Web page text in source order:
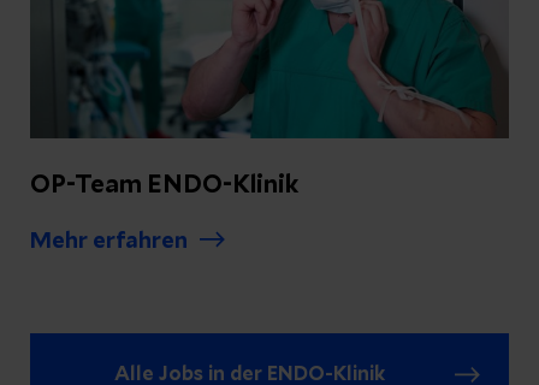
OP-Team ENDO-Klinik
Mehr erfahren
Alle Jobs in der ENDO-Klinik